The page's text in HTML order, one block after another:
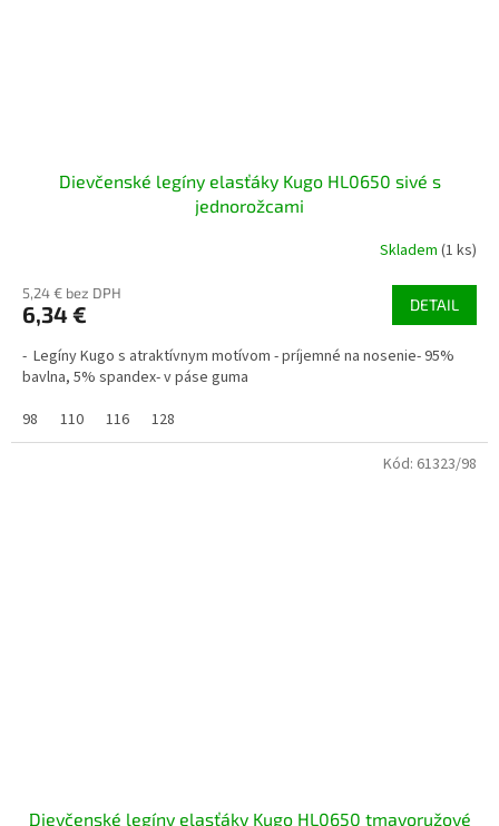
Dievčenské legíny elasťáky Kugo HL0650 sivé s
jednorožcami
Skladem (1 ks)
5,24 € bez DPH
6,34 € DETAIL
- Legíny Kugo s atraktívnym motívom - príjemné na nosenie- 95%
bavlna, 5% spandex- v páse guma
98
110 116 128
Dievčenské legíny elasťáky Kugo HL0650 tmavoružové
Kód: 61323/98